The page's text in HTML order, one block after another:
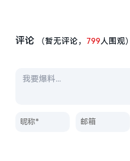
评论 （暂无评论， 799人围观）